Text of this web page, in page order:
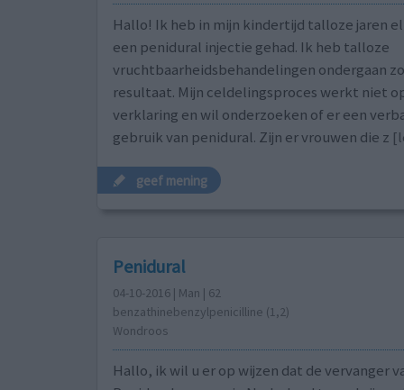
Hallo! Ik heb in mijn kindertijd talloze jaren
een penidural injectie gehad. Ik heb talloze
vruchtbaarheidsbehandelingen ondergaan
resultaat. Mijn celdelingsproces werkt niet
verklaring en wil onderzoeken of er een
gebruik van penidural. Zijn er vrouwen die z
geef mening
Penidural
04-10-2016 | Man | 62
benzathinebenzylpenicilline (1,2)
Wondroos
Hallo, ik wil u er op wijzen dat de vervanger